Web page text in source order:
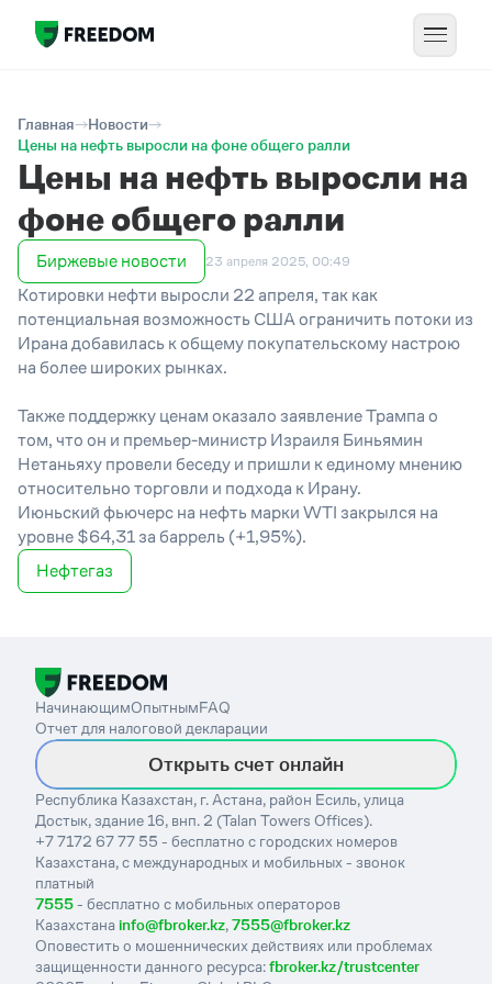
Главная
Новости
Цены на нефть выросли на фоне общего ралли
Цены на нефть выросли на
фоне общего ралли
Биржевые новости 23 апреля 2025, 00:49
Котировки нефти выросли 22 апреля, так как
потенциальная возможность США ограничить потоки из
Ирана добавилась к общему покупательскому настрою
на более широких рынках.
Также поддержку ценам оказало заявление Трампа о
том, что он и премьер-министр Израиля Биньямин
Нетаньяху провели беседу и пришли к единому мнению
относительно торговли и подхода к Ирану.
Июньский фьючерс на нефть марки WTI закрылся на
уровне $64,31 за баррель (+1,95%).
Нефтегаз
НачинающимОпытнымFAQ
Отчет для налоговой декларации
Открыть счет онлайн
Республика Казахстан, г. Астана, район Есиль, улица
Достык, здание 16, внп. 2 (Talan Towers Offices).
+7 7172 67 77 55 - бесплатно с городских номеров
Казахстана, с международных и мобильных - звонок
платный
7555- бесплатно с мобильных операторов
Казахстанаinfo@fbroker.kz,7555@fbroker.kz
Оповестить о мошеннических действиях или проблемах
защищенности данного ресурса:fbroker.kz/trustcenter